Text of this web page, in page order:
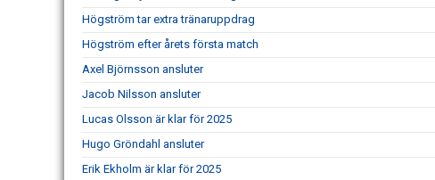
Högström tar extra tränaruppdrag
Högström efter årets första match
Axel Björnsson ansluter
Jacob Nilsson ansluter
Lucas Olsson är klar för 2025
Hugo Gröndahl ansluter
Erik Ekholm är klar för 2025